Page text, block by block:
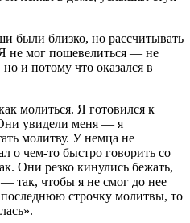
были близко, но рассчитывать
не мог пошевелиться — не
и потому что оказался в
молиться. Я готовился к
увидели меня — я
молитву. У немца не
о чем-то быстро говорить со
Они резко кинулись бежать,
так, чтобы я не смог до нее
последнюю строчку молитвы, то